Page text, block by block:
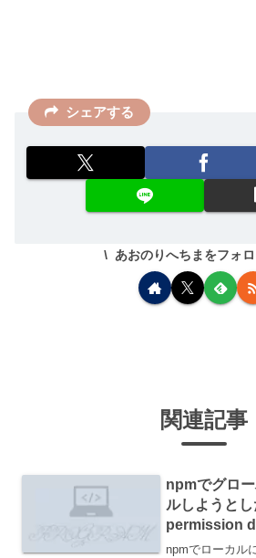
シェアする
あおのりへちまをフォ
関連記事
npmでグロ
ルしようと
permission
【npm init -g
npmでローカル